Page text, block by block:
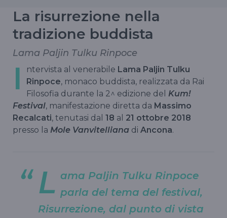
La risurrezione nella
tradizione buddista
Lama Paljin Tulku Rinpoce
I ntervista al venerabile Lama Paljin Tulku
Rinpoce, monaco buddista, realizzata da Rai
Filosofia durante la 2^ edizione del Kum!
Festival, manifestazione diretta da Massimo
Recalcati, tenutasi dal 18 al 21 ottobre 2018
presso la Mole Vanvitelliana di Ancona.
L ama Paljin Tulku Rinpoce
parla del tema del festival,
Risurrezione, dal punto di vista